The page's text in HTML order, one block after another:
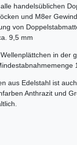
handelsüblichen
und M8er
von
9,5 mm
in der
aus Edelstahl ist
Anthrazit und